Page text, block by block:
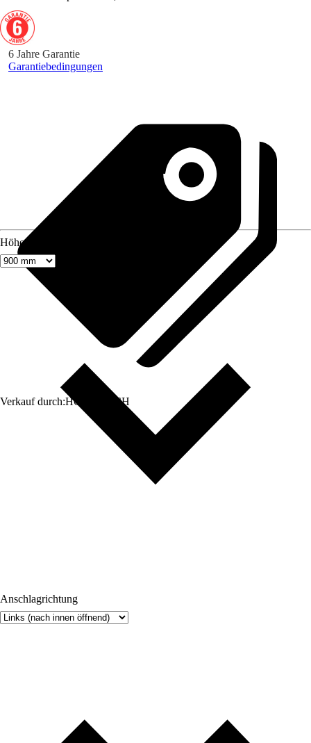
6 Jahre Garantie
Garantiebedingungen
Verkauf durch:HORNBACH
Höhe
Anschlagrichtung